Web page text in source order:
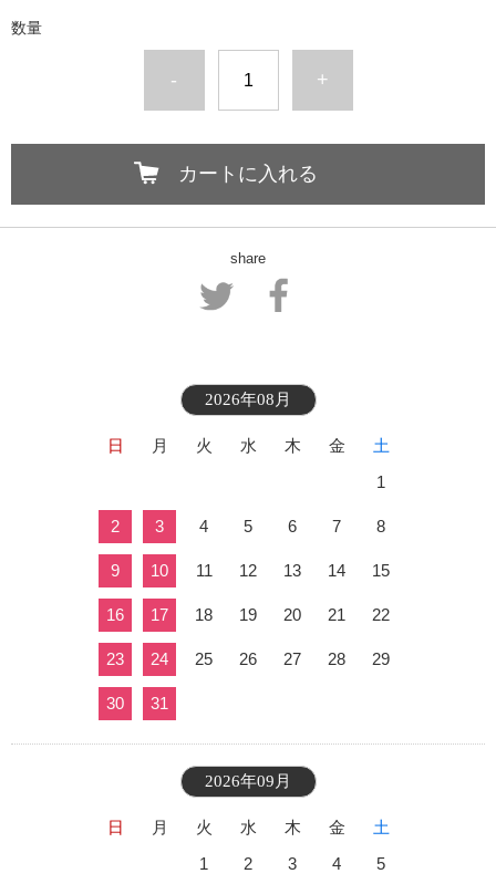
数量
- +
カートに入れる
share
2026年08月
日 月 火 水 木 金
土
1
2 3 4 5 6 7 8
9 10 11 12 13 14 15
16 17 18 19 20 21 22
23 24 25 26 27 28 29
30 31
2026年09月
日 月 火 水 木 金
土
1
2 3 4 5